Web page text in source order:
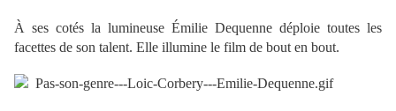
À ses cotés la lumineuse Émilie Dequenne déploie toutes les
facettes de son talent. Elle illumine le film de bout en bout.